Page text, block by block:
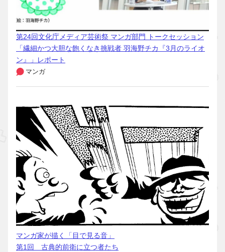
第24回文化庁メディア芸術祭 マンガ部門 トークセッション
「繊細かつ大胆な飽くなき挑戦者 羽海野チカ『3月のライオ
ン』」レポート
マンガ
マンガ家が描く「目で見る音」
第1回 古典的前衛に立つ者たち